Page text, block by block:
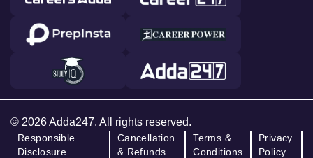
© 2026 Adda247. All rights reserved.
Responsible
Disclosure
Cancellation
& Refunds
Terms &
Conditions
Privacy
Policy